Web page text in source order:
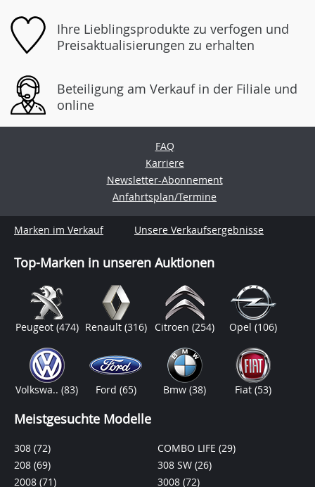
Ihre Lieblingsprodukte zu verfogen und
Preisaktualisierungen zu erhalten
Beteiligung am Verkauf in der Filiale und
online
FAQ
Karriere
Newsletter-Abonnement
Anfahrtsplan/Termine
Marken im Verkauf Unsere Verkaufsergebnisse
Top-Marken in unseren Auktionen
Peugeot (474) Renault (316) Citroen(254) Opel(106)
Volkswa..(83) Ford (65) Bmw(38) Fiat(53)
Meistgesuchte Modelle
308 (72)
208 (69)
2008 (71)
COMBO LIFE (29)
308 SW (26)
3008 (72)